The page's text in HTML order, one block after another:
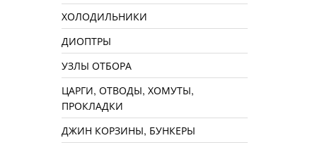
ХОЛОДИЛЬНИКИ
ДИОПТРЫ
УЗЛЫ ОТБОРА
ЦАРГИ, ОТВОДЫ, ХОМУТЫ,
ПРОКЛАДКИ
ДЖИН КОРЗИНЫ, БУНКЕРЫ